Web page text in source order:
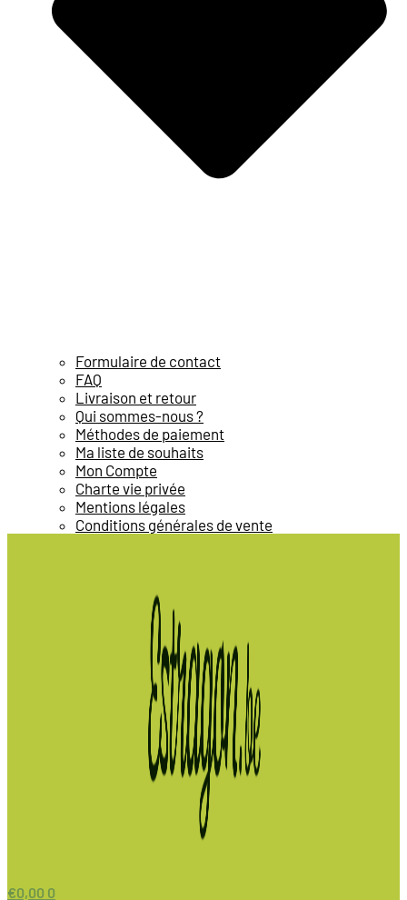
Formulaire de contact
FAQ
Livraison et retour
Qui sommes-nous ?
Méthodes de paiement
Ma liste de souhaits
Mon Compte
Charte vie privée
Mentions légales
Conditions générales de vente
€0,00 0